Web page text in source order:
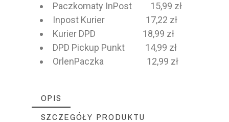
Paczkomaty InPost 15,99 zł
Inpost Kurier 17,22 zł
Kurier DPD 18,99 zł
DPD Pickup Punkt 14,99 zł
OrlenPaczka 12,99 zł
OPIS
SZCZEGÓŁY PRODUKTU